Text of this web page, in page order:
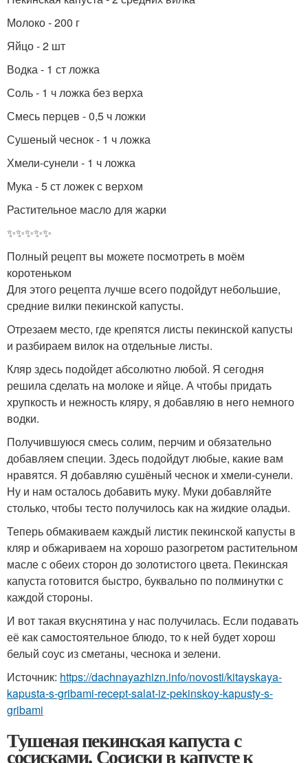
Молоко - 200 г
Яйцо - 2 шт
Водка - 1 ст ложка
Соль - 1 ч ложка без верха
Смесь перцев - 0,5 ч ложки
Сушеный чеснок - 1 ч ложка
Хмели-сунели - 1 ч ложка
Мука - 5 ст ложек с верхом
Растительное масло для жарки
✨✨✨✨✨
Полный рецепт вы можете посмотреть в моём
коротеньком
Для этого рецепта лучше всего подойдут небольшие,
средние вилки пекинской капусты.
Отрезаем место, где крепятся листы пекинской капусты
и разбираем вилок на отдельные листы.
Кляр здесь подойдет абсолютно любой. Я сегодня
решила сделать на молоке и яйце. А чтобы придать
хрупкость и нежность кляру, я добавляю в него немного
водки.
Получившуюся смесь солим, перчим и обязательно
добавляем специи. Здесь подойдут любые, какие вам
нравятся. Я добавляю сушёный чеснок и хмели-сунели.
Ну и нам осталось добавить муку. Муки добавляйте
столько, чтобы тесто получилось как на жидкие оладьи.
Теперь обмакиваем каждый листик пекинской капусты в
кляр и обжариваем на хорошо разогретом растительном
масле с обеих сторон до золотистого цвета. Пекинская
капуста готовится быстро, буквально по полминутки с
каждой стороны.
И вот такая вкуснятина у нас получилась. Если подавать
её как самостоятельное блюдо, то к ней будет хорош
белый соус из сметаны, чеснока и зелени.
Источник: https://dachnayazhizn.info/novosti/kitayskaya-
kapusta-s-gribami-recept-salat-iz-pekinskoy-kapusty-s-
gribami
Тушеная пекинская капуста с
сосисками. Сосиски в капусте к